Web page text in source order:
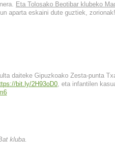
Eta Tolosako Beotibar klubeko
aparta eskaini dute guztiek, zorionak!
daiteke Gipuzkoako Zesta-punta
bit.ly/2H93oD0, eta infantilen
kluba.